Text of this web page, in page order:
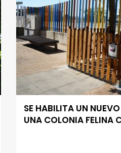
SE HABILITA UN
UNA COLONIA FELINA